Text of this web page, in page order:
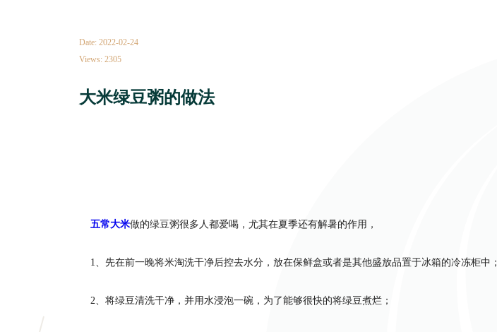
Date: 2022-02-24
Views: 2305
大米绿豆粥的做法
五常大米做的绿豆粥很多人都爱喝，尤其在夏季还有解暑的作用，
1、先在前一晚将米淘洗干净后控去水分，放在保鲜盒或者是其他盛放品置于冰箱的冷冻柜中；
2、将绿豆清洗干净，并用水浸泡一碗，为了能够很快的将绿豆煮烂；